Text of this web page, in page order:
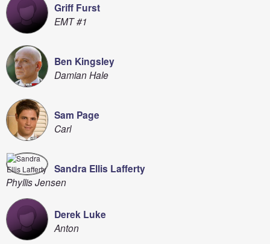
Griff Furst
EMT #1
Ben Kingsley
Damian Hale
Sam Page
Carl
Sandra Ellis Lafferty
Phyllis Jensen
Derek Luke
Anton